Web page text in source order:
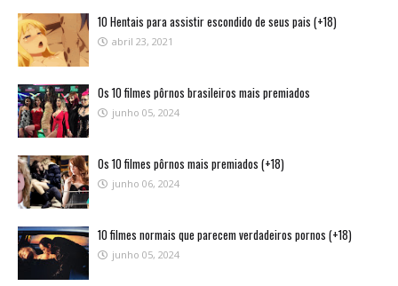
10 Hentais para assistir escondido de seus pais (+18)
abril 23, 2021
Os 10 filmes pôrnos brasileiros mais premiados
junho 05, 2024
Os 10 filmes pôrnos mais premiados (+18)
junho 06, 2024
10 filmes normais que parecem verdadeiros pornos (+18)
junho 05, 2024